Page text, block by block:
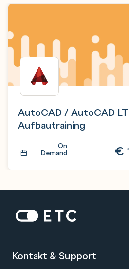
AutoCAD / AutoCAD
Aufbautraining
On
Demand €
Startseite: ETC
Kontakt & Support